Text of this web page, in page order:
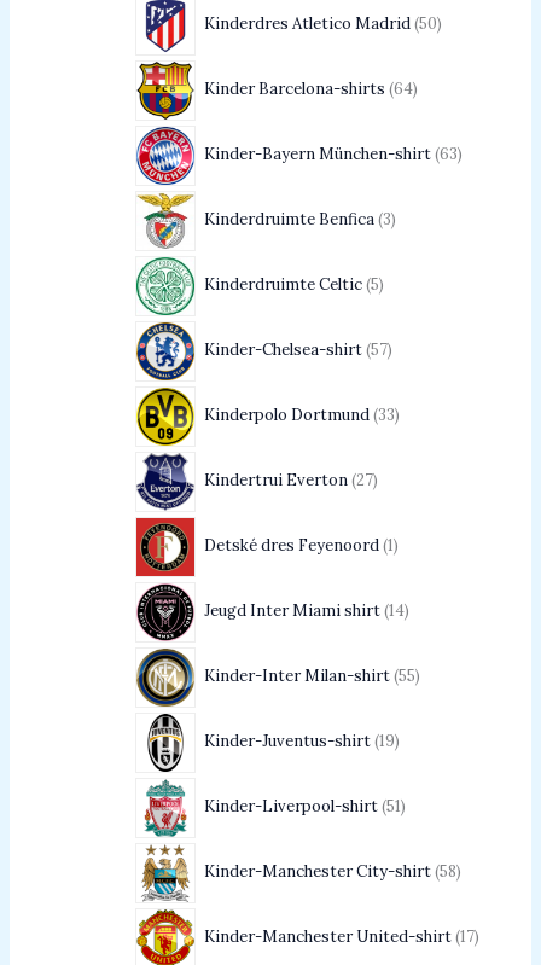
Kinderdres Atletico Madrid 50
Kinder Barcelona-shirts 64
Kinder-Bayern München-shirt 63
Kinderdruimte Benfica 3
Kinderdruimte Celtic 5
Kinder-Chelsea-shirt 57
Kinderpolo Dortmund 33
Kindertrui Everton 27
Detské dres Feyenoord 1
Jeugd Inter Miami shirt 14
Kinder-Inter Milan-shirt 55
Kinder-Juventus-shirt 19
Kinder-Liverpool-shirt 51
Kinder-Manchester City-shirt 58
Kinder-Manchester United-shirt 17